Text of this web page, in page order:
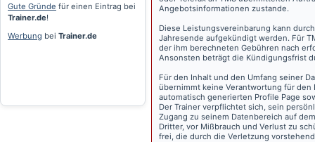
Gute Gründe für einen Eintrag bei
Trainer.de!
Werbung bei Trainer.de
Angebotsinformationen zustande.
Diese Leistungsvereinbarung kann
Jahresende aufgekündigt werden. Für
der ihm berechneten Gebühren nach
Ansonsten beträgt die Kündigungsfrist
Für den Inhalt und den Umfang seiner
übernimmt keine Verantwortung für den
automatisch generierten Profile Page
Der Trainer verpflichtet sich, sein
Zugang zu seinem Datenbereich auf
Dritter, vor Mißbrauch und Verlust zu
frei, die durch die Verletzung